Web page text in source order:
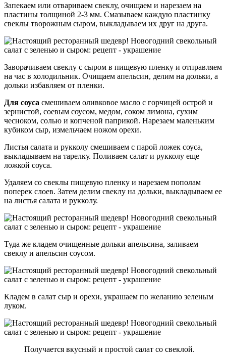
Запекаем или отвариваем свеклу, очищаем и нарезаем на
пластины толщиной 2-3 мм. Смазываем каждую пластинку
свеклы творожным сыром, выкладываем их друг на друга.
Заворачиваем свеклу с сыром в пищевую пленку и отправляем
на час в холодильник. Очищаем апельсин, делим на дольки, а
дольки избавляем от пленки.
Для соуса смешиваем оливковое масло с горчицей острой и
зернистой, соевым соусом, медом, соком лимона, сухим
чесноком, солью и копченой паприкой. Нарезаем маленьким
кубиком сыр, измельчаем ножом орехи.
Листья салата и рукколу смешиваем с парой ложек соуса,
выкладываем на тарелку. Поливаем салат и рукколу еще
ложкой соуса.
Удаляем со свеклы пищевую пленку и нарезаем пополам
поперек слоев. Затем делим свеклу на дольки, выкладываем ее
на листья салата и рукколу.
Туда же кладем очищенные дольки апельсина, заливаем
свеклу и апельсин соусом.
Кладем в салат сыр и орехи, украшаем по желанию зеленым
луком.
Получается вкусный и простой салат со свеклой.